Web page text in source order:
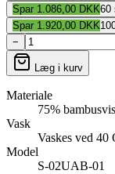
Spar 1.086,00 DKK60
Spar 1.920,00 DKK
−
Læg i kurv
Materiale
75%
Vask
Vaskes ved 40
Model
S-02UAB-01